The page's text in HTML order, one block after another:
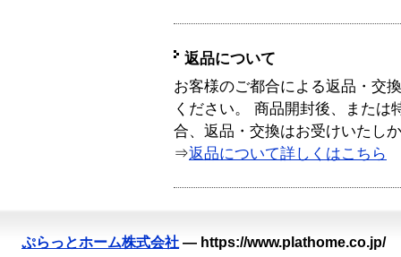
返品について
お客様のご都合による返品・交
ください。 商品開封後、または
合、返品・交換はお受けいたし
⇒返品について詳しくはこちら
ぷらっとホーム株式会社 — https://www.plathome.co.jp/